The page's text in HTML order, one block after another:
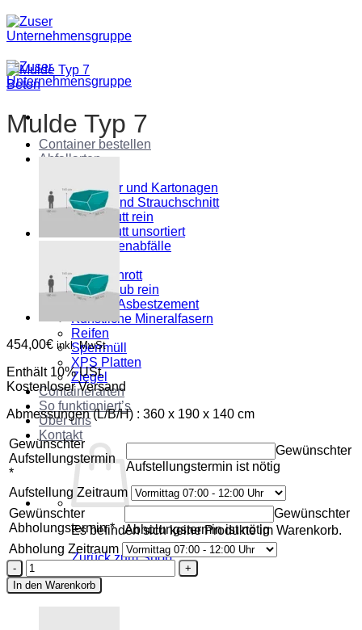
Zum
Inhalt
springen
Container bestellen
Abfallarten
Altpapier und Kartonagen
Baum- und Strauchschnitt
Bauschutt rein
Bauschutt unsortiert
Baustellenabfälle
Blechschrott
Erdaushub rein
Eternit / Asbestzement
Künstliche Mineralfasern
Reifen
Sperrmüll
XPS Platten
Ziegel
Containerarten
So funktioniert’s
Über uns
Kontakt
Es befinden sich keine Produkte im Warenkorb.
Zurück zum Shop
Beton
Mulde Typ 7
454,00€ inkl. MwSt
Enthält 10% USt.
Kostenloser Versand
Abmessungen (L/B/H) : 360 x 190 x 140 cm
Gewünschter
Aufstellungstermin
*
Gewünschter
Aufstellungstermin ist nötig
Aufstellung Zeitraum
Gewünschter
Abholungstermin*
Gewünschter
Abholungstermin ist nötig
Abholung Zeitraum
Mulde
Typ
7
In den Warenkorb